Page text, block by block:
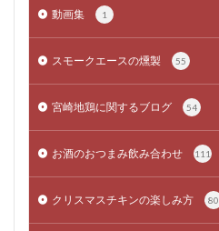
動画集 1
スモークエースの燻製 55
宮崎地鶏に関するブログ 54
お酒のおつまみ飲み合わせ 111
クリスマスチキンの楽しみ方 80